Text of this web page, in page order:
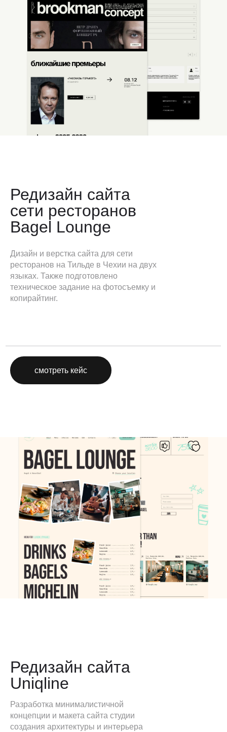
Редизайн сайта
сети ресторанов
Bagel Lounge
Дизайн и верстка сайта для сети
ресторанов на Тильде в Чехии на двух
языках. Также подготовлено
техническое задание на фотосъемку и
копирайтинг.
смотреть кейс
Редизайн сайта
Uniqline
Разработка минималистичной
концепции и макета сайта студии
создания архитектуры и интерьера